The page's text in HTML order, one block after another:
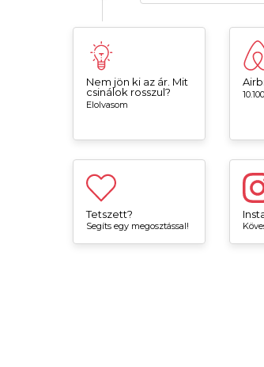
Nem jön ki az ár. Mit
csinálok rosszul?
Elolvasom
Tetszett?
Segíts egy megosztással!